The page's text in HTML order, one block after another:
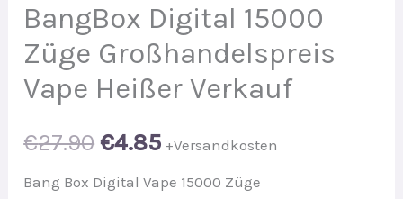
BangBox Digital 15000
Züge Großhandelspreis
Vape Heißer Verkauf
€27.90 Original
price
€4.85Current
price
+Versandkosten
Bang Box Digital Vape 15000 Züge